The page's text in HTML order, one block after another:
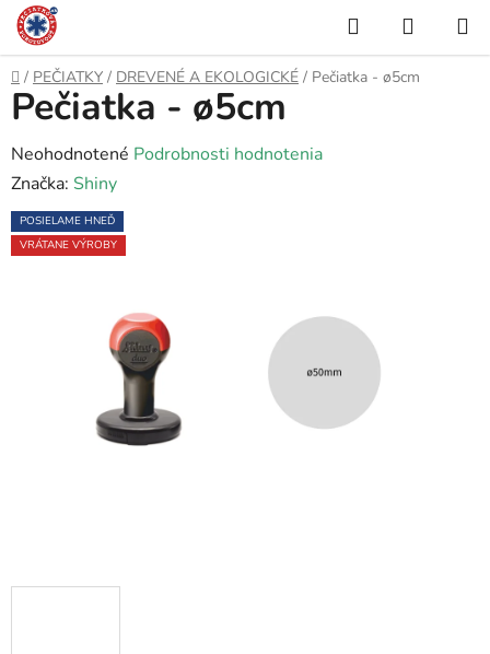
Prejsť
na
obsah
Hľadať
KOŠÍK
Domov
/ PEČIATKY / DREVENÉ A EKOLOGICKÉ / Pečiatka - ø5cm
Pečiatka - ø5cm
Priemerné
hodnotenie
produktu
je
Neohodnotené Podrobnosti hodnotenia
Značka: Shiny
POSIELAME HNEĎ
VRÁTANE VÝROBY